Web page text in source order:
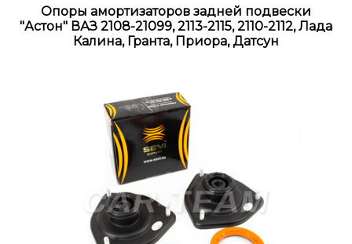
Опоры амортизаторов задней подвески
"Астон" ВАЗ 2108-21099, 2113-2115, 2110-2112, Лада
Калина, Гранта, Приора, Датсун